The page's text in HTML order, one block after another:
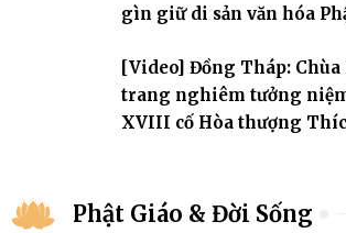
gìn giữ di sản văn hóa
[Video] Đồng Tháp:
trang nghiêm tưởng
XVIII cố Hòa thượng
Phật Giáo & Đời Sống